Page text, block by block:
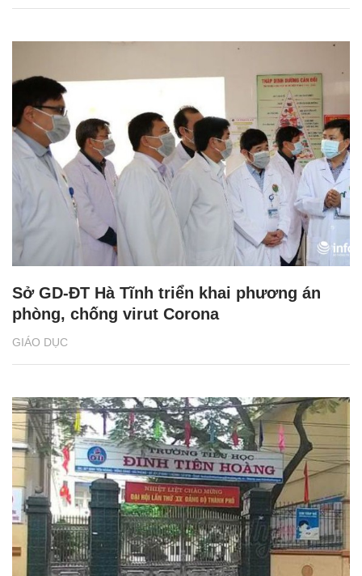
GIÁO DỤC
Sở GD-ĐT Hà Tĩnh triển khai phương án
phòng, chống virut Corona